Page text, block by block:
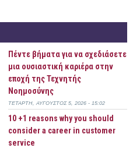
Πέντε βήματα για να σχεδιάσετε
μια ουσιαστική καριέρα στην
εποχή της Τεχνητής
Νοημοσύνης
ΤΕΤΆΡΤΗ, ΑΎΓΟΥΣΤΟΣ 5, 2026 - 15:02
10 +1 reasons why you should
consider a career in customer
service